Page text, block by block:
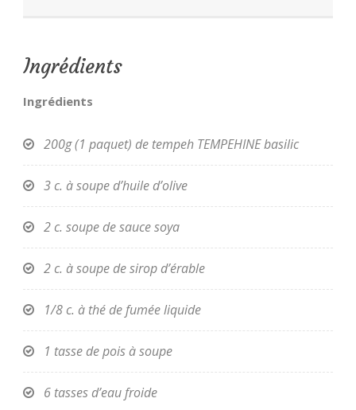
Ingrédients
Ingrédients
200g (1 paquet) de tempeh TEMPEHINE basilic
3 c. à soupe d’huile d’olive
2 c. soupe de sauce soya
2 c. à soupe de sirop d’érable
1/8 c. à thé de fumée liquide
1 tasse de pois à soupe
6 tasses d’eau froide